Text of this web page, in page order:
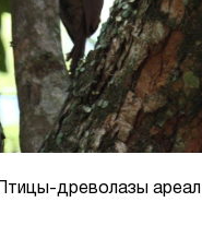
Птицы-древолазы ареал